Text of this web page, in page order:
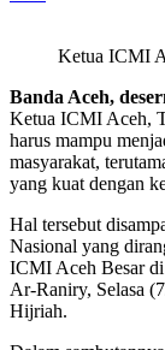
Ketua ICMI
Banda Aceh,
Ketua ICMI Aceh,
harus mampu
masyarakat,
yang kuat dengan
Hal tersebut
Nasional yang
ICMI Aceh Besar di
Ar-Raniry, Selasa
Hijriah.